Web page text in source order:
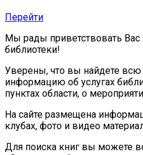
Перейти
Мы рады приветствовать Вас
библиотеки!
Уверены, что вы найдете
информацию об услугах
пунктах области, о
На сайте размещена
клубах, фото и видео
Для поиска книг вы можете